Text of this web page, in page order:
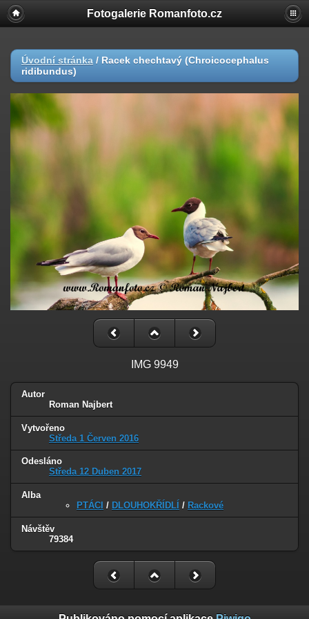
Fotogalerie Romanfoto.cz
Úvodní stránka / Racek chechtavý (Chroicocephalus
ridibundus)
IMG 9949
Autor
Roman Najbert
Vytvořeno
Středa 1 Červen 2016
Odesláno
Středa 12 Duben 2017
Alba
PTÁCI / DLOUHOKŘÍDLÍ / Rackové
Návštěv
79384